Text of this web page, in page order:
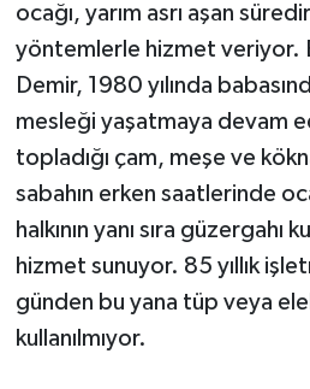
ocağı, yarım asrı aşan
yöntemlerle hizmet veriyor.
Demir, 1980 yılında
mesleği yaşatmaya devam
topladığı çam, meşe ve
sabahın erken saatlerinde
halkının yanı sıra güzergahı
hizmet sunuyor. 85 yıllık
günden bu yana tüp veya
kullanılmıyor.